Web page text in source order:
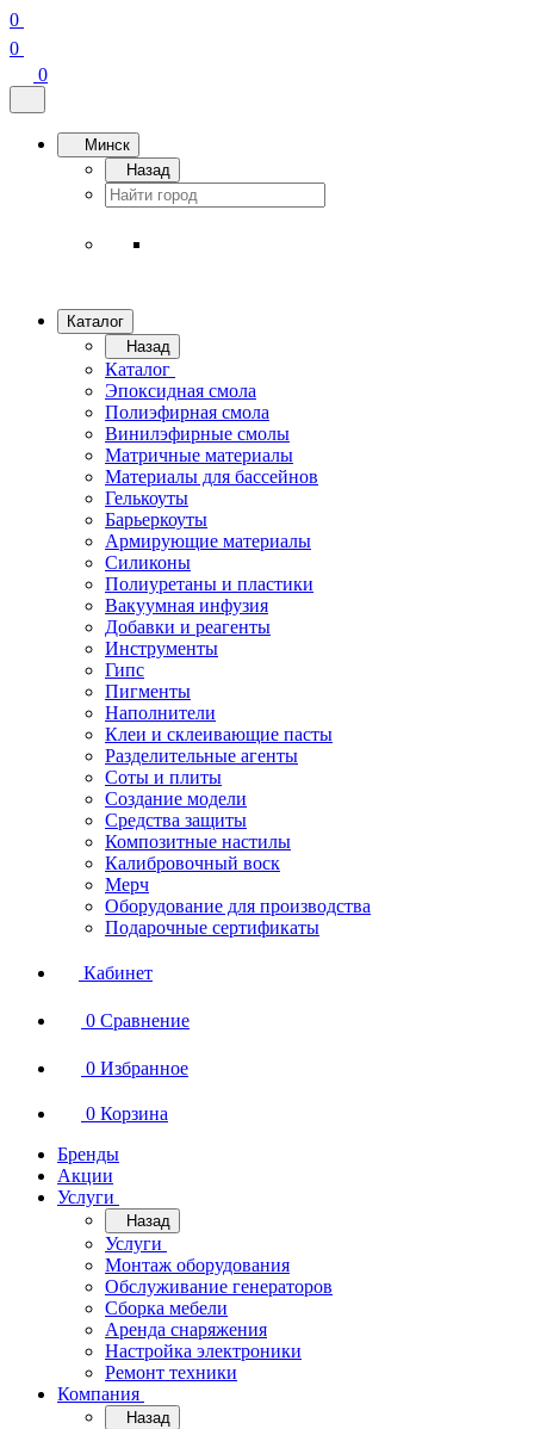
0
0
0
Минск
Назад
Каталог
Назад
Каталог
Эпоксидная смола
Полиэфирная смола
Винилэфирные смолы
Матричные материалы
Материалы для бассейнов
Гелькоуты
Барьеркоуты
Армирующие материалы
Силиконы
Полиуретаны и пластики
Вакуумная инфузия
Добавки и реагенты
Инструменты
Гипс
Пигменты
Наполнители
Клеи и склеивающие пасты
Разделительные агенты
Соты и плиты
Создание модели
Средства защиты
Композитные настилы
Калибровочный воск
Мерч
Оборудование для производства
Подарочные сертификаты
Кабинет
0 Сравнение
0 Избранное
0 Корзина
Бренды
Акции
Услуги
Назад
Услуги
Монтаж оборудования
Обслуживание генераторов
Сборка мебели
Аренда снаряжения
Настройка электроники
Ремонт техники
Компания
Назад